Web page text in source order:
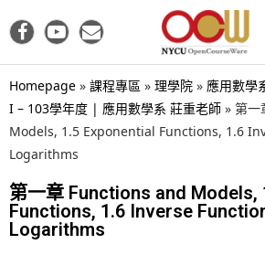
Homepage » 課程專區 » 理學院 » 應用數學
I – 103學年度 | 應用數學系 莊重老師 » 第
Models, 1.5 Exponential Functions, 1.6
Logarithms
第一章 Functions and Models,
Functions, 1.6 Inverse
Logarithms